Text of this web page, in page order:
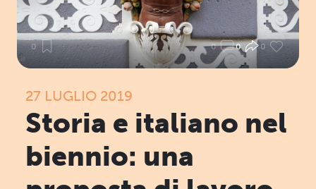
0 0 0 0
27 LUGLIO 2019
Storia e italiano nel
biennio: una